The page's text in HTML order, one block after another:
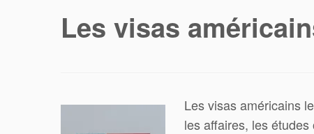
Les visas
Les visas américains
les affaires, les